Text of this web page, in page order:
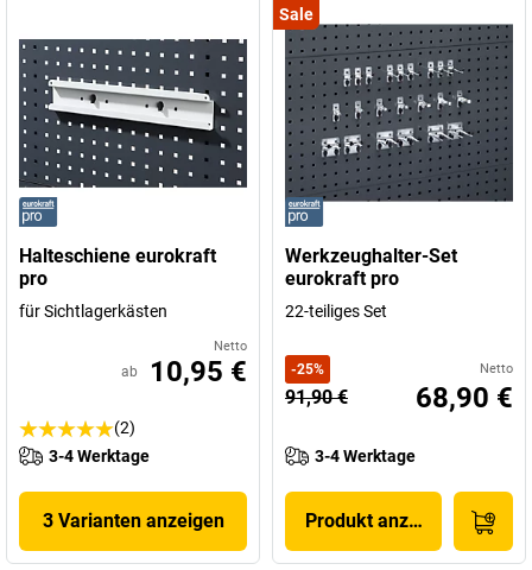
Halteschiene eurokraft
pro
für Sichtlagerkästen
Netto
ab 10,95 €
(2)
3-4 Werktage
3 Varianten anzeigen
Sale
Werkzeughalter-Set
eurokraft pro
22-teiliges Set
-25% Netto
91,90 € 68,90 €
3-4 Werktage
Produkt anzeigen